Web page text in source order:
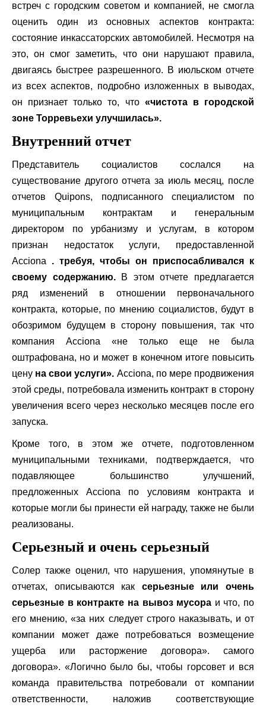
встреч с городским советом и компанией, не смогла
оценить один из основных аспектов контракта:
состояние инкассаторских автомобилей. Несмотря на
это, он смог заметить, что они нарушают правила,
двигаясь быстрее разрешенного. В июльском отчете
из всех аспектов, подробно изложенных в выводах,
он признает только то, что «чистота в городской
зоне Торревьехи улучшилась».
Внутренний отчет
Представитель социалистов сослался на
существование другого отчета за июль месяц, после
отчетов Quipons, подписанного специалистом по
муниципальным контрактам и генеральным
директором по урбанизму и услугам, в котором
признан недостаток услуги, предоставленной
Acciona . требуя, чтобы он приспосабливался к
своему содержанию.
В этом отчете предлагается
ряд изменений в отношении первоначального
контракта, которые, по мнению социалистов, будут в
обозримом будущем в сторону повышения, так что
компания Acciona «не только еще не была
оштрафована, но и может в конечном итоге повысить
цену на свои услуги». Acciona, по мере продвижения
этой среды, потребовала изменить контракт в сторону
увеличения всего через несколько месяцев после его
запуска.
Кроме того, в этом же отчете, подготовленном
муниципальными техниками, подтверждается, что
подавляющее большинство улучшений,
предложенных Acciona по условиям контракта и
которые могли бы принести ей награду, также не были
реализованы.
Серьезный и очень серьезный
Солер также оценил, что нарушения, упомянутые в
отчетах, описываются как серьезные или очень
серьезные в контракте на вывоз мусора и что, по
его мнению, «за них следует строго наказывать, и от
компании может даже потребоваться возмещение
ущерба или расторжение договора». самого
договора». «Логично было бы, чтобы горсовет и вся
команда правительства потребовали от компании
ответственности, наложив соответствующие